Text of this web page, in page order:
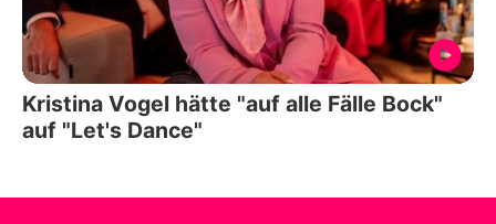
Kristina Vogel hätte "auf alle Fälle Bock"
auf "Let's Dance"